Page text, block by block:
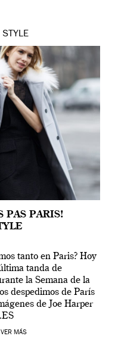
STYLE
PAS PARIS!
tanto en Paris? Hoy
tanda de
la Semana de la
despedimos de París
de Joe Harper
VER MÁS